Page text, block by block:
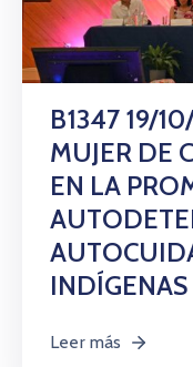
B1347 19/
MUJER DE
EN LA
INDÍGENAS
Leer más